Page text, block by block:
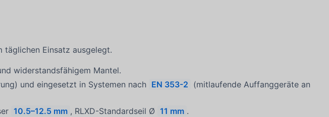
täglichen Einsatz ausgelegt.
widerstandsfähigem Mantel.
und eingesetzt in Systemen nach EN 353-2 (mitlaufende Auffanggeräte an
10.5–12.5 mm , RLXD-Standardseil Ø 11 mm .